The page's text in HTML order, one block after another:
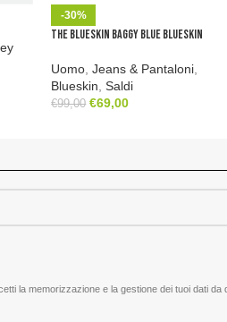
-30%
The Blueskin Baggy Blue Blueskin
Uomo, Jeans & Pantaloni,
Blueskin, Saldi
€99,00 €69,00
la memorizzazione e la gestione dei tuoi dati da